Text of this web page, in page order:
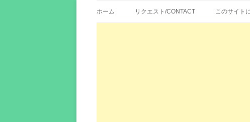
エイカシ | 洋楽歌詞の和
ホーム リクエスト/CONTACT このサイト